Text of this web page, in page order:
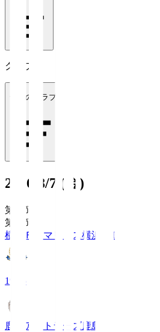
クラブ
全てのクラブ
2026/8/7 (金)
第1節
第1節
横浜Ｆ・マリノス横浜FM
19:25
鹿島アントラーズ鹿島